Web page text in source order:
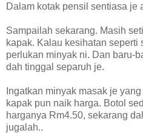
Dalam kotak pensil sentiasa je
Sampailah sekarang. Masih
kapak. Kalau kesihatan seperti
perlukan minyak ni. Dan baru-
dah tinggal separuh je.
Ingatkan minyak masak je
kapak pun naik harga. Botol
harganya Rm4.50, sekarang
jugalah..